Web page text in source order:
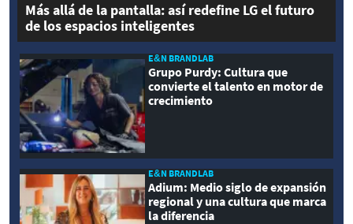
Más allá de la pantalla: así redefine LG el futuro
de los espacios inteligentes
E&N BRANDLAB
Grupo Purdy: Cultura que
convierte el talento en motor de
crecimiento
E&N BRANDLAB
Adium: Medio siglo de expansión
regional y una cultura que marca
la diferencia